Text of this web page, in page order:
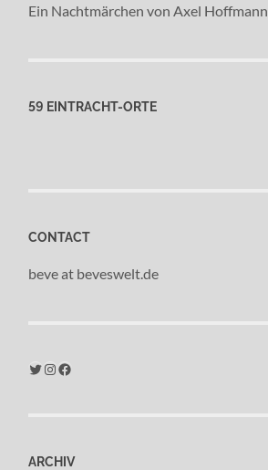
Ein Nachtmärchen von Axel Hoffmann
59 EINTRACHT-ORTE
CONTACT
beve at beveswelt.de
Twitter Instagram Facebook
ARCHIV